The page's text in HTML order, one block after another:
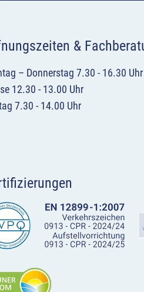
&
– Donnerstag 7.30 - 16.30 Uhr
12.30 - 13.00 Uhr
7.30 - 14.00 Uhr